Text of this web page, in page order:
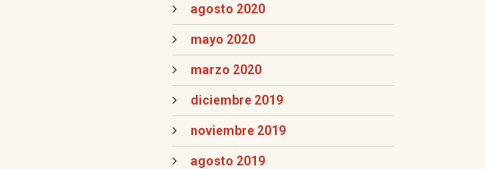
agosto 2020
mayo 2020
marzo 2020
diciembre 2019
noviembre 2019
agosto 2019